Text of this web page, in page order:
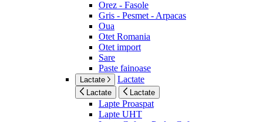
Orez - Fasole
Gris - Pesmet - Arpacas
Oua
Otet Romania
Otet import
Sare
Paste fainoase
Lactate Lactate
Lactate Lactate
Lapte Proaspat
Lapte UHT